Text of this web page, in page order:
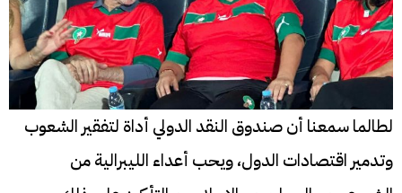
لطالما سمعنا أن صندوق النقد الدولي أداة لتفقير الشعوب
وتدمير اقتصادات الدول، ويحب أعداء الليبرالية من